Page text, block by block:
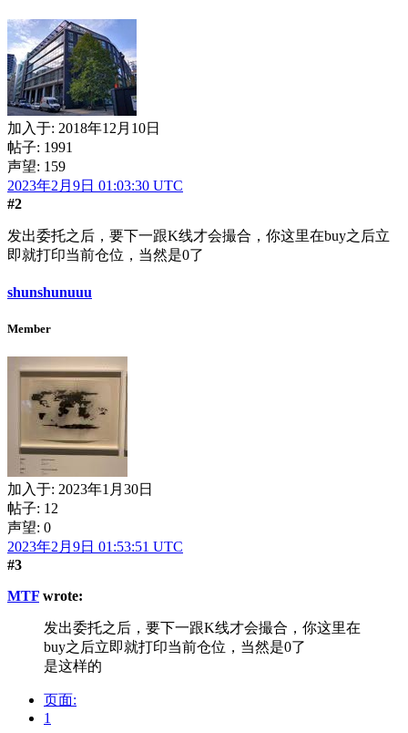
加入于: 2018年12月10日
帖子: 1991
声望: 159
2023年2月9日 01:03:30 UTC
#2
发出委托之后，要下一跟K线才会撮合，你这里在buy之后立
即就打印当前仓位，当然是0了
shunshunuuu
Member
加入于: 2023年1月30日
帖子: 12
声望: 0
2023年2月9日 01:53:51 UTC
#3
MTF wrote:
发出委托之后，要下一跟K线才会撮合，你这里在
buy之后立即就打印当前仓位，当然是0了
是这样的
页面:
1